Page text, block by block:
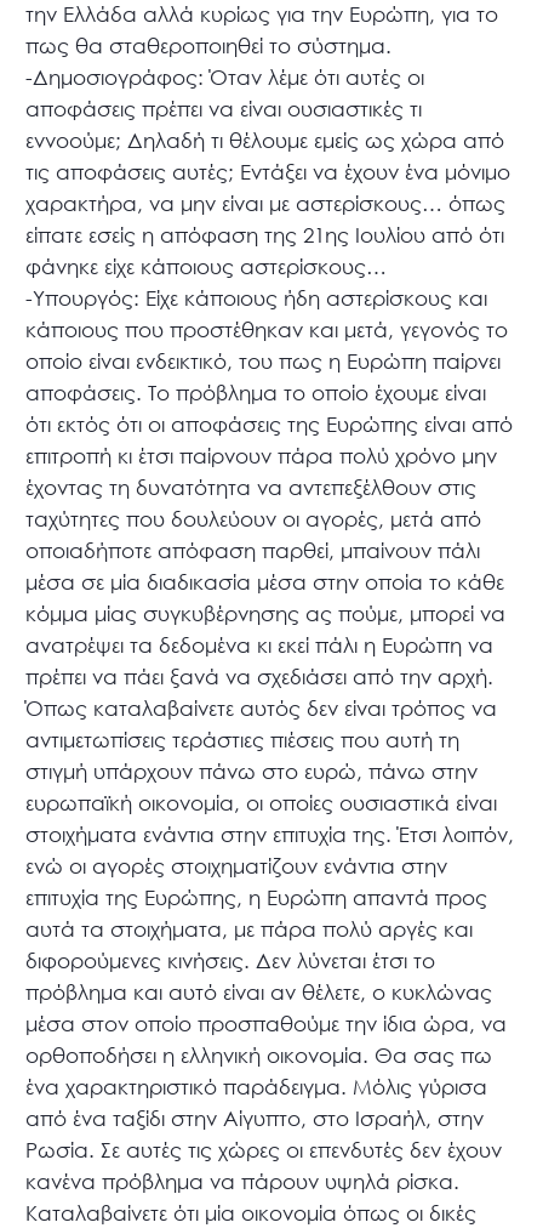
την Ελλάδα αλλά κυρίως για την Ευρώπη, για το
πως θα σταθεροποιηθεί το σύστημα.
-Δημοσιογράφος: Όταν λέμε ότι αυτές οι
αποφάσεις πρέπει να είναι ουσιαστικές τι
εννοούμε; Δηλαδή τι θέλουμε εμείς ως χώρα από
τις αποφάσεις αυτές; Εντάξει να έχουν ένα μόνιμο
χαρακτήρα, να μην είναι με αστερίσκους… όπως
είπατε εσείς η απόφαση της 21ης Ιουλίου από ότι
φάνηκε είχε κάποιους αστερίσκους…
-Υπουργός: Είχε κάποιους ήδη αστερίσκους και
κάποιους που προστέθηκαν και μετά, γεγονός το
οποίο είναι ενδεικτικό, του πως η Ευρώπη παίρνει
αποφάσεις. Το πρόβλημα το οποίο έχουμε είναι
ότι εκτός ότι οι αποφάσεις της Ευρώπης είναι από
επιτροπή κι έτσι παίρνουν πάρα πολύ χρόνο μην
έχοντας τη δυνατότητα να αντεπεξέλθουν στις
ταχύτητες που δουλεύουν οι αγορές, μετά από
οποιαδήποτε απόφαση παρθεί, μπαίνουν πάλι
μέσα σε μία διαδικασία μέσα στην οποία το κάθε
κόμμα μίας συγκυβέρνησης ας πούμε, μπορεί να
ανατρέψει τα δεδομένα κι εκεί πάλι η Ευρώπη να
πρέπει να πάει ξανά να σχεδιάσει από την αρχή.
Όπως καταλαβαίνετε αυτός δεν είναι τρόπος να
αντιμετωπίσεις τεράστιες πιέσεις που αυτή τη
στιγμή υπάρχουν πάνω στο ευρώ, πάνω στην
ευρωπαϊκή οικονομία, οι οποίες ουσιαστικά είναι
στοιχήματα ενάντια στην επιτυχία της. Έτσι λοιπόν,
ενώ οι αγορές στοιχηματίζουν ενάντια στην
επιτυχία της Ευρώπης, η Ευρώπη απαντά προς
αυτά τα στοιχήματα, με πάρα πολύ αργές και
διφορούμενες κινήσεις. Δεν λύνεται έτσι το
πρόβλημα και αυτό είναι αν θέλετε, ο κυκλώνας
μέσα στον οποίο προσπαθούμε την ίδια ώρα, να
ορθοποδήσει η ελληνική οικονομία. Θα σας πω
ένα χαρακτηριστικό παράδειγμα. Μόλις γύρισα
από ένα ταξίδι στην Αίγυπτο, στο Ισραήλ, στην
Ρωσία. Σε αυτές τις χώρες οι επενδυτές δεν έχουν
κανένα πρόβλημα να πάρουν υψηλά ρίσκα.
Καταλαβαίνετε ότι μία οικονομία όπως οι δικές